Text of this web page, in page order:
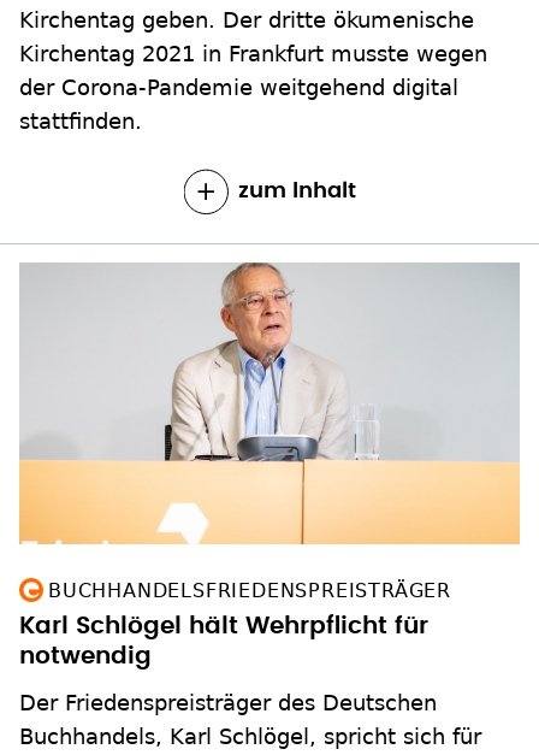
Kirchentag geben. Der dritte ökumenische
Kirchentag 2021 in Frankfurt musste wegen
der Corona-Pandemie weitgehend digital
stattfinden.
zum Inhalt
BUCHHANDELSFRIEDENSPREISTRÄGER
Karl Schlögel hält Wehrpflicht für
notwendig
Der Friedenspreisträger des Deutschen
Buchhandels, Karl Schlögel, spricht sich für